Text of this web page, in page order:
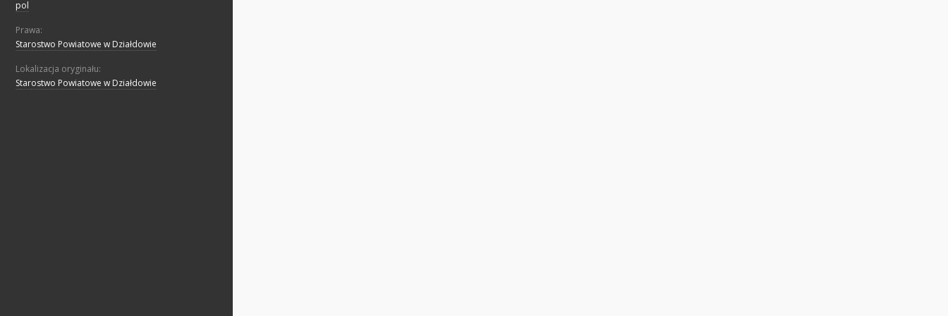
pol
Prawa:
Starostwo Powiatowe w Działdowie
Lokalizacja oryginału:
Starostwo Powiatowe w Działdowie